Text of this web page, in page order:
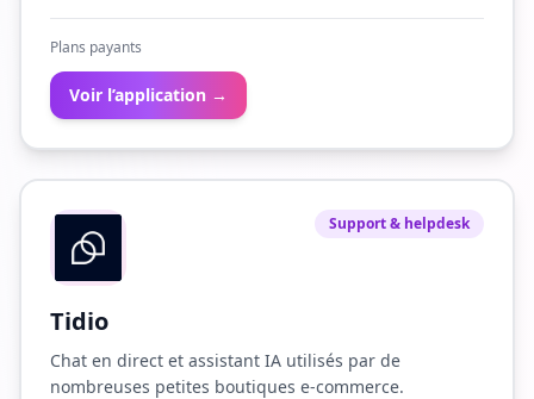
Plans payants
Voir l’application →
Support & helpdesk
Tidio
Chat en direct et assistant IA utilisés par de
nombreuses petites boutiques e-commerce.